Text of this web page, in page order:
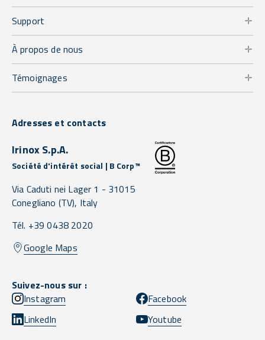
Support
À propos de nous
Témoignages
Adresses et contacts
Irinox S.p.A.
Société d'intérêt social | B Corp™
Via Caduti nei Lager 1 - 31015
Conegliano (TV), Italy
Tél. +39 0438 2020
Google Maps
Suivez-nous sur :
Instagram
Facebook
LinkedIn
Youtube